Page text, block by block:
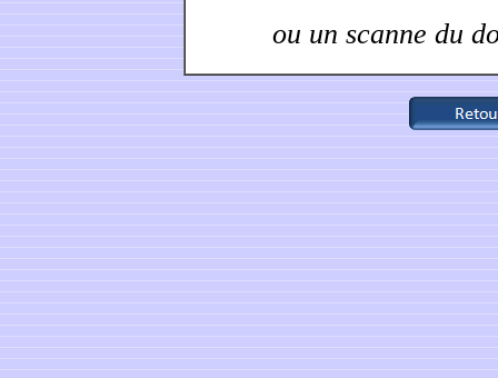
ou un scanne du